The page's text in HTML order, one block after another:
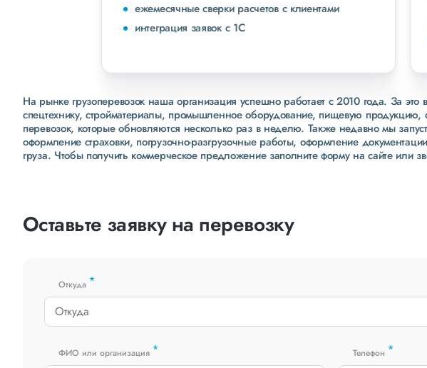
ежемесячные сверки расчетов с клиентами
интеграция заявок с 1С
ведущие
На рынке грузоперевозок наша организация успешно работает с 2010 года. За
спецтехнику, стройматериалы, промышленное оборудование, пищевую
перевозок, которые обновляются несколько раз в неделю. Также недавно мы
оформление страховки, погрузочно-разгрузочные работы, оформление
груза. Чтобы получить коммерческое предложение заполните форму на сайте или
Оставьте заявку на перевозку
Откуда *
ФИО или организация * Телефон *